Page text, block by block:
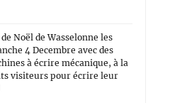
Noël de Wasselonne les
4 Decembre avec des
à écrire mécanique, à la
visiteurs pour écrire leur